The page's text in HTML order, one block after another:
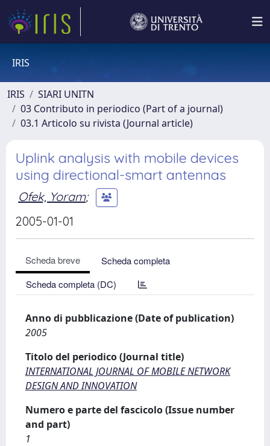
IRIS
IRIS
SIARI UNITN
03 Contributo in periodico (Part of a journal)
03.1 Articolo su rivista (Journal article)
Uplink analysis with mobile devices
using directional-smart antennas
Ofek, Yoram;
2005-01-01
Scheda breve
Scheda completa
Scheda completa (DC)
Anno di pubblicazione (Date of publication)
2005
Titolo del periodico (Journal title)
INTERNATIONAL JOURNAL OF MOBILE NETWORK
DESIGN AND INNOVATION
Numero e parte del fascicolo (Issue number
and part)
1